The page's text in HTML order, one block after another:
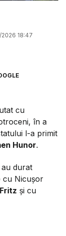
18:47
cu
în a
l-a primit
Hunor.
durat
cu Nicușor
și cu